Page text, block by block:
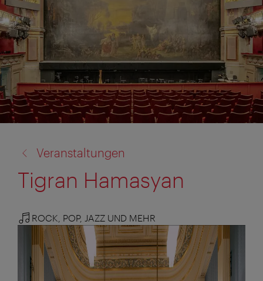
zu:
Veranstaltungen
Tigran Hamasyan
ROCK, POP, JAZZ UND MEHR